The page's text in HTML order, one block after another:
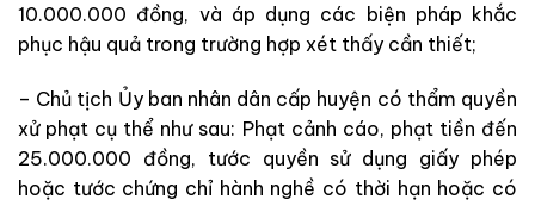
10.000.000 đồng, và áp dụng các biện pháp khắc
phục hậu quả trong trường hợp xét thấy cần thiết;
– Chủ tịch Ủy ban nhân dân cấp huyện có thẩm quyền
xử phạt cụ thể như sau: Phạt cảnh cáo, phạt tiền đến
25.000.000 đồng, tước quyền sử dụng giấy phép
hoặc tước chứng chỉ hành nghề có thời hạn hoặc có